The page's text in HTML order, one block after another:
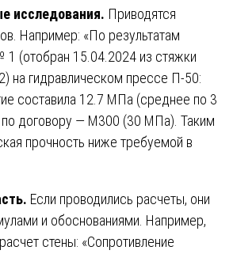
исследования. Приводятся
Например: «По результатам
1 (отобран 15.04.2024 из стяжки
на гидравлическом прессе П-50:
составила 12.7 МПа (среднее по 3
договору — М300 (30 МПа). Таким
прочность ниже требуемой в
Если проводились расчеты, они
и обоснованиями. Например,
стены: «Сопротивление